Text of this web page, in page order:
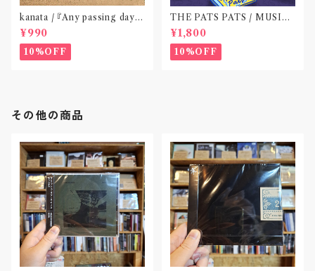
kanata / 『Any passing day -
EP』(CD作品)〝東京〟
¥990
10%OFF
THE PATS PATS / MUSIC
NEVER ENDING(CD作品)
¥1,800
10%OFF
その他の商品